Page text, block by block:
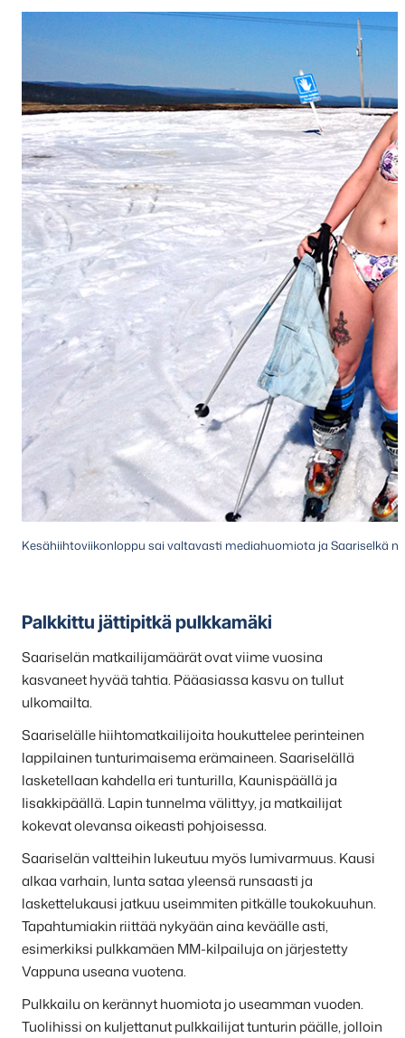
Kesähiihtoviikonloppu sai valtavasti mediahuomiota ja Saariselkä
Palkkittu jättipitkä pulkkamäki
Saariselän matkailijamäärät ovat viime vuosina
kasvaneet hyvää tahtia. Pääasiassa kasvu on tullut
ulkomailta.
Saariselälle hiihtomatkailijoita houkuttelee perinteinen
lappilainen tunturimaisema erämaineen. Saariselällä
lasketellaan kahdella eri tunturilla, Kaunispäällä ja
Iisakkipäällä. Lapin tunnelma välittyy, ja matkailijat
kokevat olevansa oikeasti pohjoisessa.
Saariselän valtteihin lukeutuu myös lumivarmuus. Kausi
alkaa varhain, lunta sataa yleensä runsaasti ja
laskettelukausi jatkuu useimmiten pitkälle toukokuuhun.
Tapahtumiakin riittää nykyään aina keväälle asti,
esimerkiksi pulkkamäen MM-kilpailuja on järjestetty
Vappuna useana vuotena.
Pulkkailu on kerännyt huomiota jo useamman vuoden.
Tuolihissi on kuljettanut pulkkailijat tunturin päälle, jolloin